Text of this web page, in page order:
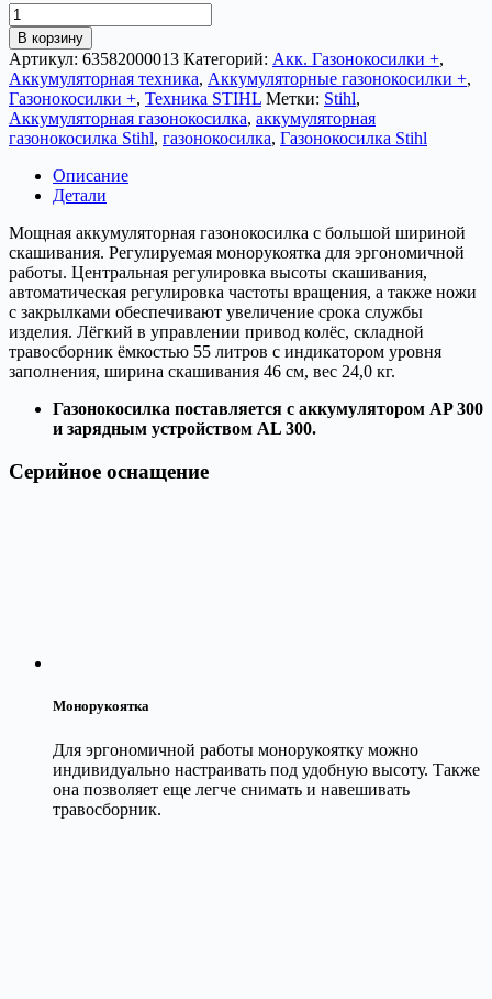
Количество
товара
АККУМУЛЯТОРНАЯ
ГАЗОНОКОСИЛКА
STIHL
RMA
448.0
TC
SET
(AP300,
AL300)
В корзину
Артикул: 63582000013 Категорий: Акк. Газонокосилки +,
Аккумуляторная техника, Аккумуляторные газонокосилки +,
Газонокосилки +, Техника STIHL Метки: Stihl,
Аккумуляторная газонокосилка, аккумуляторная
газонокосилка Stihl, газонокосилка, Газонокосилка Stihl
Описание
Детали
Мощная аккумуляторная газонокосилка с большой шириной
скашивания. Регулируемая монорукоятка для эргономичной
работы. Центральная регулировка высоты скашивания,
автоматическая регулировка частоты вращения, а также ножи
с закрылками обеспечивают увеличение срока службы
изделия. Лёгкий в управлении привод колёс, складной
травосборник ёмкостью 55 литров с индикатором уровня
заполнения, ширина скашивания 46 см, вес 24,0 кг.
Газонокосилка поставляется с аккумулятором AP 300
и зарядным устройством AL 300.
Серийное оснащение
Монорукоятка
Для эргономичной работы монорукоятку можно
индивидуально настраивать под удобную высоту. Также
она позволяет еще легче снимать и навешивать
травосборник.